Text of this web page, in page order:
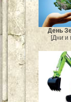
День
[Дни и